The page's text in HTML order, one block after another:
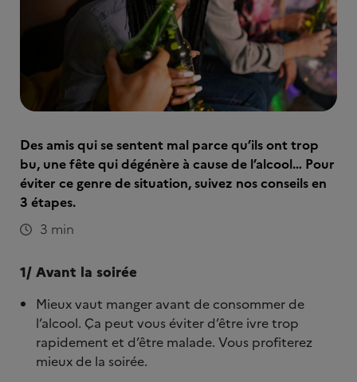
Des amis qui se sentent mal parce qu’ils ont trop
bu, une fête qui dégénère à cause de l’alcool… Pour
éviter ce genre de situation, suivez nos conseils en
3 étapes.
3 min
1/ Avant la soirée
Mieux vaut manger avant de consommer de
l’alcool. Ça peut vous éviter d’être ivre trop
rapidement et d’être malade. Vous profiterez
mieux de la soirée.